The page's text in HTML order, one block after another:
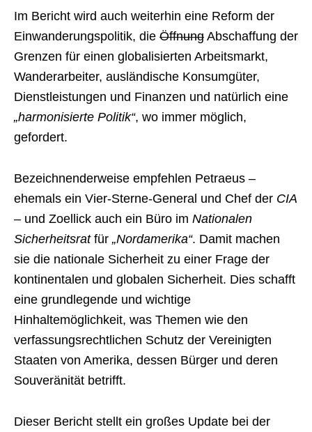
Im Bericht wird auch weiterhin eine Reform der
Einwanderungspolitik, die Öffnung Abschaffung der
Grenzen für einen globalisierten Arbeitsmarkt,
Wanderarbeiter, ausländische Konsumgüter,
Dienstleistungen und Finanzen und natürlich eine
„harmonisierte Politik“, wo immer möglich,
gefordert.
Bezeichnenderweise empfehlen Petraeus –
ehemals ein Vier-Sterne-General und Chef der CIA
– und Zoellick auch ein Büro im Nationalen
Sicherheitsratfür „Nordamerika“. Damit machen
sie die nationale Sicherheit zu einer Frage der
kontinentalen und globalen Sicherheit. Dies schafft
eine grundlegende und wichtige
Hinhaltemöglichkeit, was Themen wie den
verfassungsrechtlichen Schutz der Vereinigten
Staaten von Amerika, dessen Bürger und deren
Souveränität betrifft.
Dieser Bericht stellt ein großes Update bei der